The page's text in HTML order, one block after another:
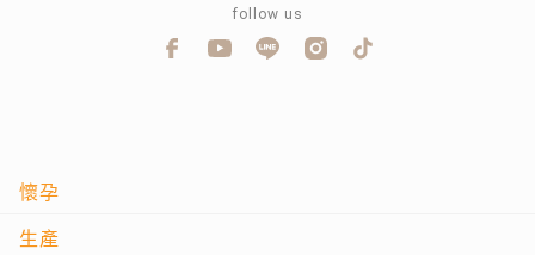
懷孕
生產
follow us